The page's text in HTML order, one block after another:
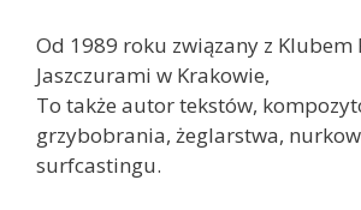
Od 1989 roku związany z Klubem
Jaszczurami w Krakowie,
To także autor tekstów,
grzybobrania, żeglarstwa,
surfcastingu.